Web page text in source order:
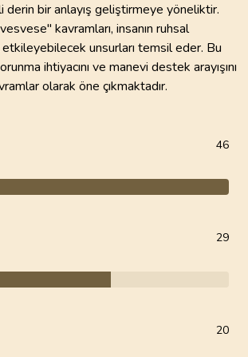
bir anlayış geliştirmeye yöneliktir.
kavramları, insanın ruhsal
unsurları temsil eder. Bu
ihtiyacını ve manevi destek arayışını
olarak öne çıkmaktadır.
46
29
20